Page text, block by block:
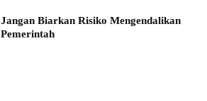
Jangan Biarkan Risiko Mengendalikan
Pemerintah